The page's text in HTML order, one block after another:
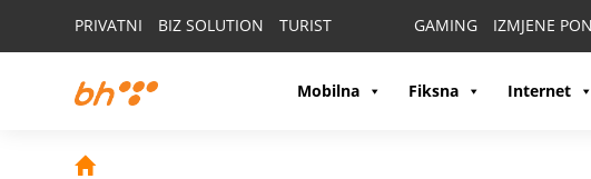
PRIVATNI BIZ SOLUTION TURIST GAMING IZMJENE
Mobilna Fiksna Internet